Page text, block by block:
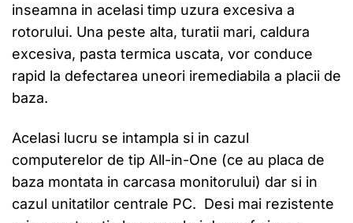
inseamna in acelasi timp uzura excesiva a
rotorului. Una peste alta, turatii mari, caldura
excesiva, pasta termica uscata, vor conduce
rapid la defectarea uneori iremediabila a placii de
baza.
Acelasi lucru se intampla si in cazul
computerelor de tip All-in-One (ce au placa de
baza montata in carcasa monitorului) dar si in
cazul unitatilor centrale PC. Desi mai rezistente